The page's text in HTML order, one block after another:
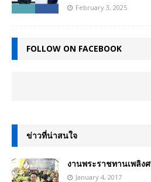
February 3, 2025
FOLLOW ON FACEBOOK
ข่าวที่น่าสนใจ
งานพระราชทานเพลิง
January 4, 2017